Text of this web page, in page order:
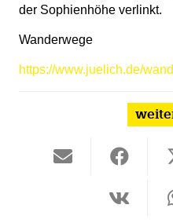
der Sophienhöhe verlinkt.
Wanderwege
https://www.juelich.de/